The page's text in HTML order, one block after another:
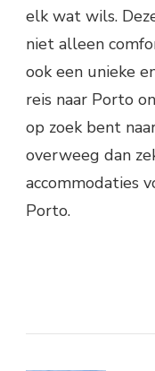
elk wat wils.
niet alleen
ook een unieke
reis naar Porto
op zoek bent
overweeg dan
accommodaties
Porto.